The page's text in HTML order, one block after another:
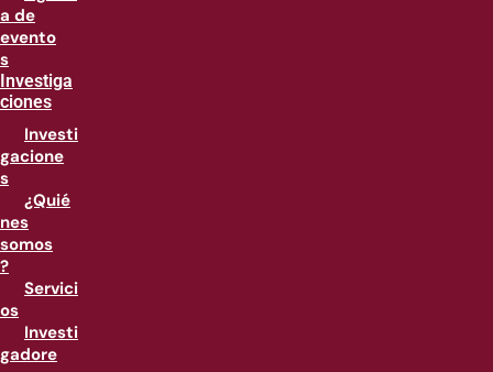
a de
evento
s
Investiga
ciones
Investi
gacione
s
¿Quié
nes
somos
?
Servici
os
Investi
gadore